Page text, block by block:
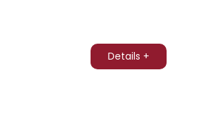
Details +